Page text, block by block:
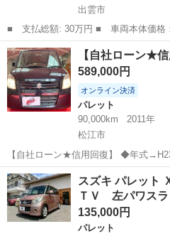
出雲市
■ 支払総額: 30万円 ■ 車両本体価格： 270,000 円 ■ メーカー
名： スズキ ■ 車種名： パレッ
バックカメラ ＨＩＤヘッドライト
イドドア スマー...
島根 出雲市 パレット
【自社ローン★
589,000円
オンライン決済
パレット
90,000km
2011年
松江市
【自社ローン★信用回復】 ◆年式→H23年1月 ◆車種名→パレット ◆
グレード→L ◆走行距離→90,000㎞ ◆車検の有無→車検２年付き ◆修
復歴 なし -オプション- ・ドリン...
島根 松江市 パレット ローン
スズキ パレッ
ＴＶ 左パワス
135,000円
パレット